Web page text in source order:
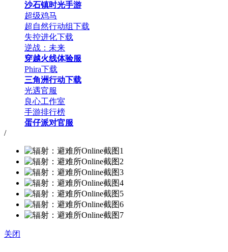
沙石镇时光手游
超级鸡马
超自然行动组下载
失控进化下载
逆战：未来
穿越火线体验服
Phira下载
三角洲行动下载
光遇官服
良心工作室
手游排行榜
蛋仔派对官服
/
关闭